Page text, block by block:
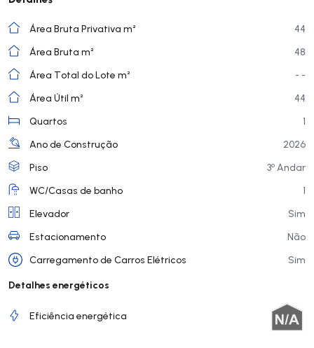
Área Bruta Privativa m²
44
Área Bruta m²
48
Área Total do Lote m²
- -
Área Útil m²
44
Quartos
1
Ano de Construção
2026
Piso
3o Andar
WC/Casas de banho
1
Elevador
Sim
Estacionamento
Não
Carregamento de Carros Elétricos
Sim
Detalhes energéticos
Eficiência energética